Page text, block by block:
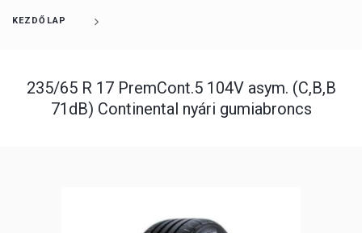
KEZDŐLAP
235/65 R 17 PremCont.5 104V asym. (C,B,B
71dB) Continental nyári gumiabroncs